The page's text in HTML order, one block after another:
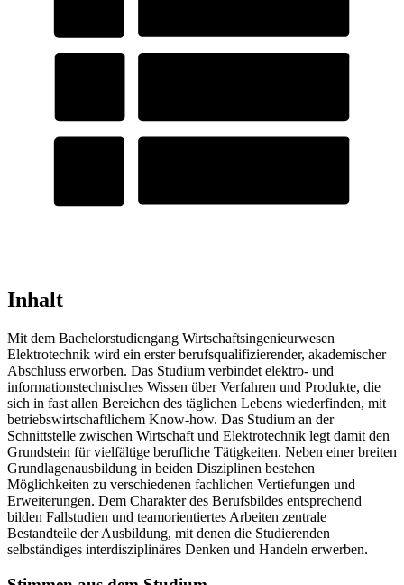
Inhalt
Mit dem Bachelorstudiengang Wirtschaftsingenieurwesen
Elektrotechnik wird ein erster berufsqualifizierender, akademischer
Abschluss erworben. Das Studium verbindet elektro- und
informationstechnisches Wissen über Verfahren und Produkte, die
sich in fast allen Bereichen des täglichen Lebens wiederfinden, mit
betriebswirtschaftlichem Know-how. Das Studium an der
Schnittstelle zwischen Wirtschaft und Elektrotechnik legt damit den
Grundstein für vielfältige berufliche Tätigkeiten. Neben einer breiten
Grundlagenausbildung in beiden Disziplinen bestehen
Möglichkeiten zu verschiedenen fachlichen Vertiefungen und
Erweiterungen. Dem Charakter des Berufsbildes entsprechend
bilden Fallstudien und teamorientiertes Arbeiten zentrale
Bestandteile der Ausbildung, mit denen die Studierenden
selbständiges interdisziplinäres Denken und Handeln erwerben.